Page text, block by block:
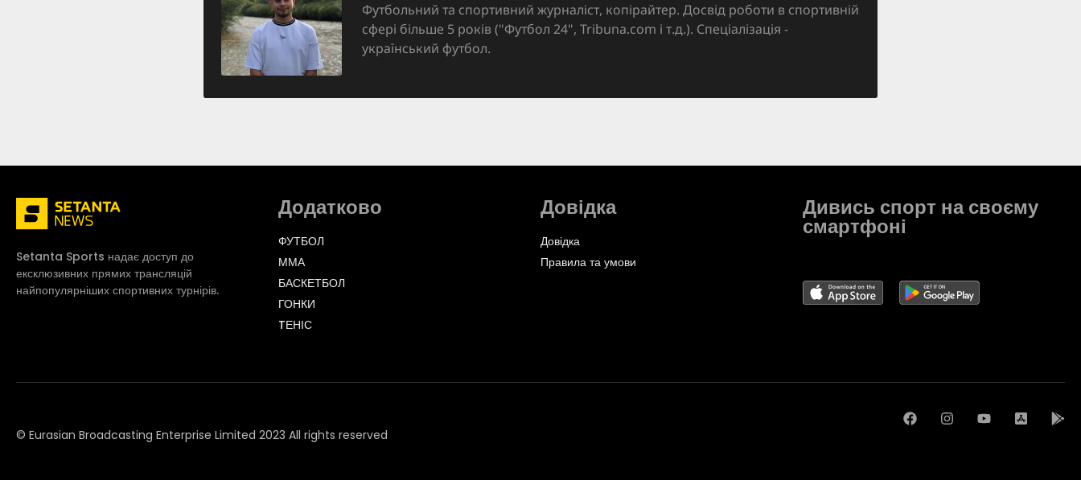
Футбольний та спортивний журналіст, копірайтер. Досвід роботи в спортивній
сфері більше 5 років ("Футбол 24", Tribuna.com і т.д.). Спеціалізація -
український футбол.
Setanta Sports надає доступ до
ексклюзивних прямих трансляцій
найпопулярніших спортивних турнірів.
Додатково
ФУТБОЛ
ММА
БАСКЕТБОЛ
ГОНКИ
TЕНІС
Довідка
Довідка
Правила та умови
Дивись спорт на своєму
смартфоні
© Eurasian Broadcasting Enterprise Limited 2023 All rights reserved